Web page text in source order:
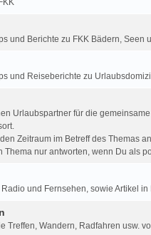
und Berichte zu FKK Bädern, Seen
und Reiseberichte zu
Urlaubspartner für die
Zeitraum im Betreff des Themas
Thema nur antworten, wenn Du als
und Fernsehen, sowie Artikel
Treffen, Wandern, Radfahren usw.